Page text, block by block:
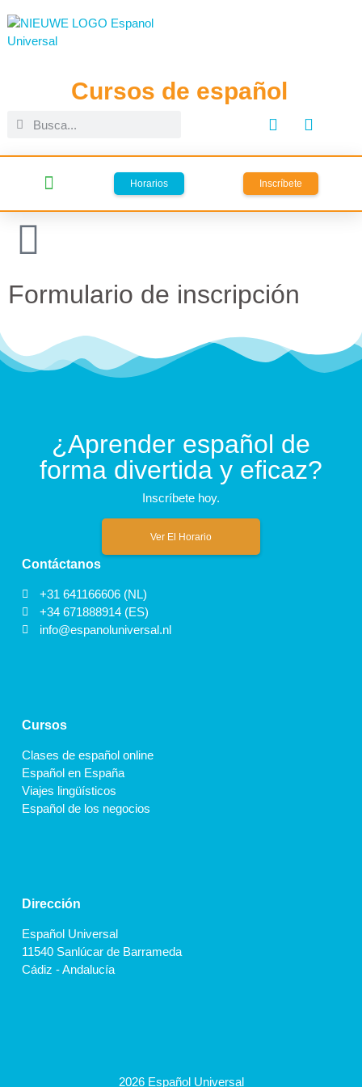
Cursos de español
Horarios Inscríbete
Formulario de inscripción
¿Aprender español de
forma divertida y eficaz?
Inscríbete hoy.
Ver El Horario
Contáctanos
+31 641166606 (NL)
+34 671888914 (ES)
info@espanoluniversal.nl
Cursos
Clases de español online
Español en España
Viajes lingüísticos
Español de los negocios
Dirección
Español Universal
11540 Sanlúcar de Barrameda
Cádiz - Andalucía
2026 Español Universal